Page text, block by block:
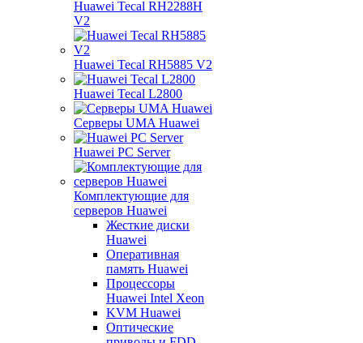
Huawei Tecal RH2288H
V2
Huawei Tecal RH5885 V2
Huawei Tecal L2800
Серверы UMA Huawei
Huawei PC Server
Комплектующие для
серверов Huawei
Жесткие диски
Huawei
Оперативная
память Huawei
Процессоры
Huawei Intel Xeon
KVM Huawei
Оптические